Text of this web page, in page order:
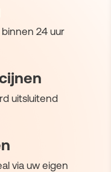
24 uur
uitsluitend
via uw eigen